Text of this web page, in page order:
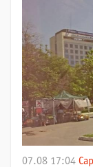
07.08 17:04